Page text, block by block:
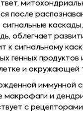
после
сигнальные
облегчает
к сигнальному
генных
и окружающей
иммунной
макрофаги и
с